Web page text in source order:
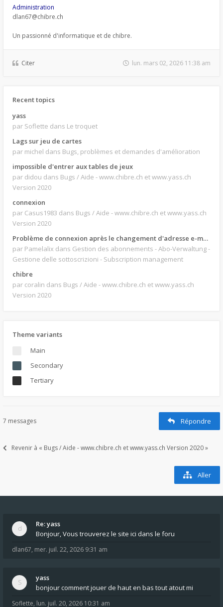
Administration
dlan67@chibre.ch
Un passionné d'informatique et de chibre.
Citer lun. mars 02, 2026 11:38 am
Recent topics
yass
par Soflette dans Le troquet
Lags sur jeu de cartes
par michel dans Bugs, problèmes et demandes d'amélioration
impossible d'entrer aux tables de jeux
par didou dans Bugs / Aide - www.chibre.ch et www.yass.ch
Version 2020
connexion
par Casus1983 dans Bugs / Aide - www.chibre.ch et www.yass.ch
Version 2020
Problème de connexion après le changement d'adresse e-mail.
par Pamelalix dans Gestion des abonnements - Abo-Verwaltung -
Gestione delle sottoscrizioni - Subscription management
chibre
par coralin dans Bugs / Aide - www.chibre.ch et www.yass.ch
Version 2020
Theme variants
Main
Secondary
Tertiary
7 messages Répondre
Revenir à « Bugs / Aide - www.chibre.ch et www.yass.ch Version 2020 »
Aller
Re: yass
Bonjour, Vous trouverez le site ici dans le foru
dlan67, mer. juil. 22, 2026 9:31 am
yass
bonjour comment jouer de haut en bas tout atout mi
Soflette, lun. juil. 20, 2026 10:31 am